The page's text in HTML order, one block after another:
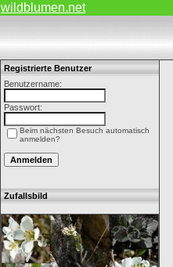
wildblumen.net
Registrierte Benutzer
Benutzername:
Passwort:
Beim nächsten Besuch automatisch
anmelden?
Zufallsbild